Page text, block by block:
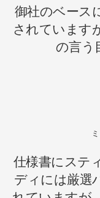
御社のベース
されています
の言う
仕様書にステ
ディには厳選